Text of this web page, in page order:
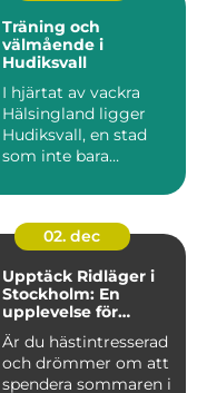
Träning och
välmående i
Hudiksvall
I hjärtat av vackra
Hälsingland ligger
Hudiksvall, en stad
som inte bara
02. dec
Upptäck Ridläger i
Stockholm: En
upplevelse för
Är du hästintresserad
och drömmer om att
spendera sommaren i